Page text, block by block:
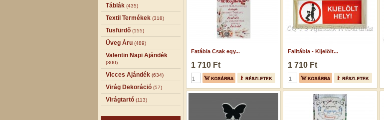
Táblák (435)
Textil Termékek (318)
Tusfürdő (155)
Üveg Áru (489)
Valentin Napi Ajándék
(300)
Vicces Ajándék (634)
Virág Dekoráció (57)
Virágtartó (113)
Fatábla Csak egy...
1 710 Ft
Falitábla - Kijelölt...
1 710 Ft